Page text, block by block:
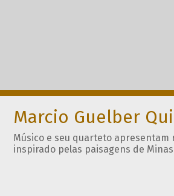
Marcio Guelber
Músico e seu quarteto
inspirado pelas paisagens de Minas